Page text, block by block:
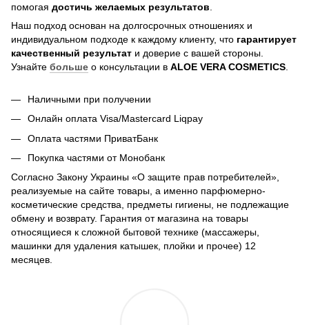
помогая достичь желаемых результатов
Наш подход основан на долгосрочных отношениях и
индивидуальном подходе к каждому клиенту, что гарантирует
качественный результат и доверие с вашей стороны.
Узнайте больше о консультации в ALOE VERA COSMETICS
Наличными при получении
Онлайн оплата Visa/Mastercard Liqpay
Оплата частями ПриватБанк
Покупка частями от Монобанк
Согласно Закону Украины «О защите прав потребителей»,
реализуемые на сайте товары, а именно парфюмерно-
косметические средства, предметы гигиены, не подлежащие
обмену и возврату. Гарантия от магазина на товары
относящиеся к сложной бытовой технике (массажеры,
машинки для удаления катышек, плойки и прочее) 12
месяцев.